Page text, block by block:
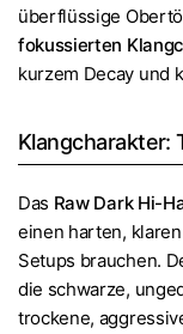
überflüssige
fokussierten
kurzem Decay und
Klangcharakter:
Das Raw Dark Hi-
einen harten,
Setups brauchen.
die schwarze,
trockene,